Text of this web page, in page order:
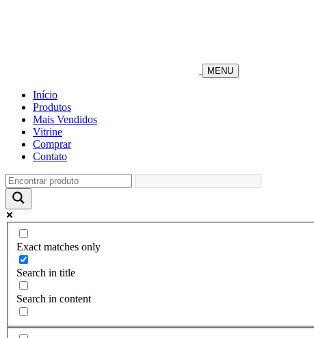
MENU
Início
Produtos
Mais Vendidos
Vitrine
Comprar
Contato
Exact matches only
Search in title
Search in content